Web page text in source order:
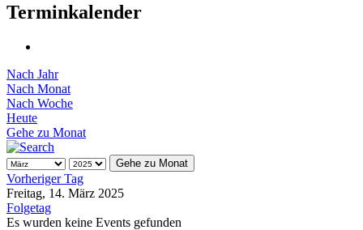
Terminkalender
Nach Jahr
Nach Monat
Nach Woche
Heute
Gehe zu Monat
Gehe zu Monat
Vorheriger Tag
Freitag, 14. März 2025
Folgetag
Es wurden keine Events gefunden